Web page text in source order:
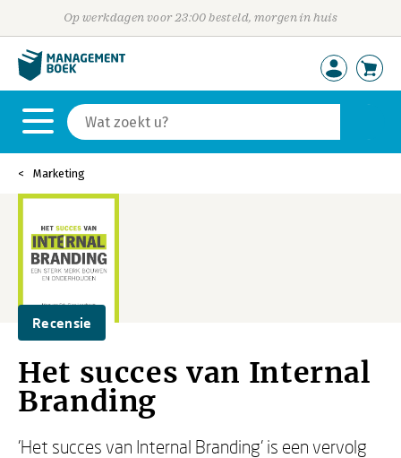
Op werkdagen voor 23:00 besteld, morgen in huis
Marketing
Recensie
Het succes van Internal
Branding
'Het succes van Internal Branding' is een vervolg